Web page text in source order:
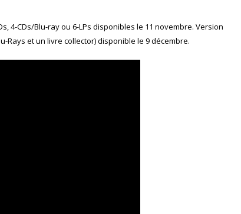
4-CDs/Blu-ray ou 6-LPs disponibles le 11 novembre. Version
Rays et un livre collector) disponible le 9 décembre.